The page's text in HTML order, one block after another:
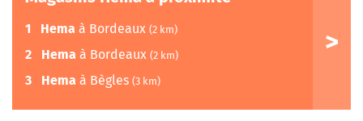
1 Hema à Bordeaux (2 km)
2 Hema à Bordeaux (2 km)
3 Hema à Bègles (3 km)